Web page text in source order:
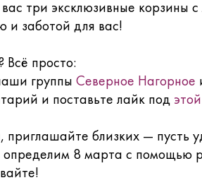
три эксклюзивные корзины
и заботой для вас!
Всё просто:
группы Северное Нагорное
и поставьте лайк под
приглашайте близких — пусть
определим 8 марта с помощью